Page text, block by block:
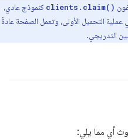
كنموذج عادي،
التحميل الأولى، وتعمل الصفحة عادةً
مما يلي: